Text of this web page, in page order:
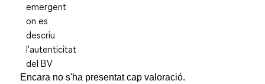
Encara no s'ha presentat cap valoració.